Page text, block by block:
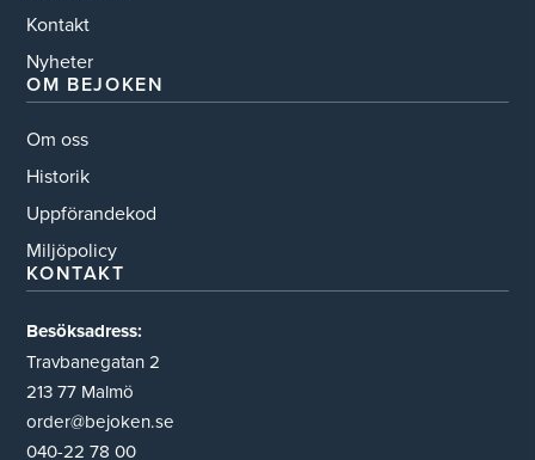
Kontakt
Nyheter
OM BEJOKEN
Om oss
Historik
Uppförandekod
Miljöpolicy
KONTAKT
Besöksadress:
Travbanegatan 2
213 77 Malmö
order@bejoken.se
040-22 78 00